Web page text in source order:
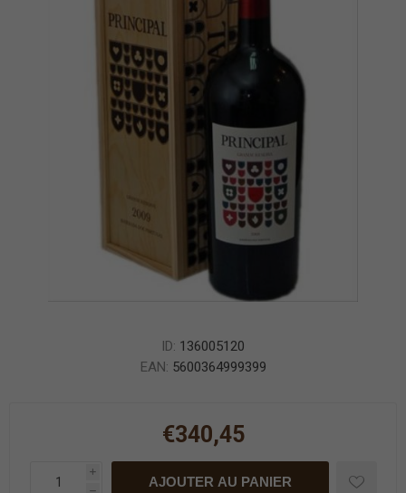
ID: 136005120
EAN: 5600364999399
€340,45
i
h
AJOUTER AU PANIER